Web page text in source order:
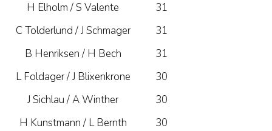
H Elholm / S Valente
31
C Tolderlund / J Schmager
31
B Henriksen / H Bech
31
L Foldager / J Blixenkrone
30
J Sichlau / A Winther
30
H Kunstmann / L Bernth
30